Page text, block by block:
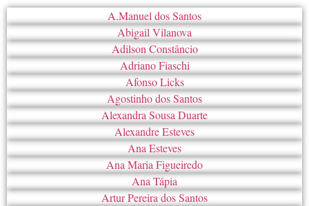
A.Manuel dos Santos
Abigail Vilanova
Adilson Constâncio
Adriano Fiaschi
Afonso Licks
Agostinho dos Santos
Alexandra Sousa Duarte
Alexandre Esteves
Ana Esteves
Ana Maria Figueiredo
Ana Tápia
Artur Pereira dos Santos